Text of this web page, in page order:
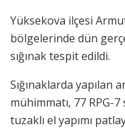
Yüksekova ilçesi
bölgelerinde dün
sığınak tespit edildi.
Sığınaklarda yapılan
mühimmatı, 77 RPG-
tuzaklı el yapımı